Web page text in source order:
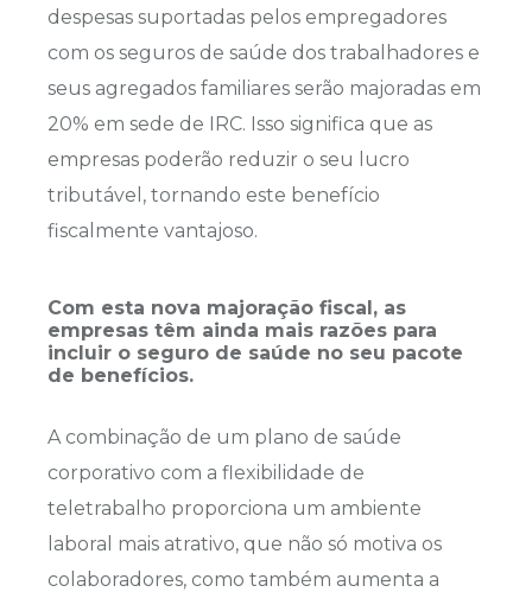
despesas suportadas pelos empregadores
com os seguros de saúde dos trabalhadores e
seus agregados familiares serão majoradas em
20% em sede de IRC. Isso significa que as
empresas poderão reduzir o seu lucro
tributável, tornando este benefício
fiscalmente vantajoso.
Com esta nova majoração fiscal, as
empresas têm ainda mais razões para
incluir o seguro de saúde no seu pacote
de benefícios.
A combinação de um plano de saúde
corporativo com a flexibilidade de
teletrabalho proporciona um ambiente
laboral mais atrativo, que não só motiva os
colaboradores, como também aumenta a